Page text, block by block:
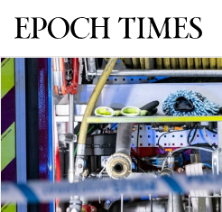
Svenska Epoch Times